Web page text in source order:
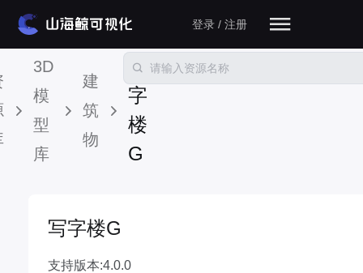
登录 / 注册
3D
模
型
库
建
筑
物
写
字
楼
G
写字楼G
支持版本:4.0.0